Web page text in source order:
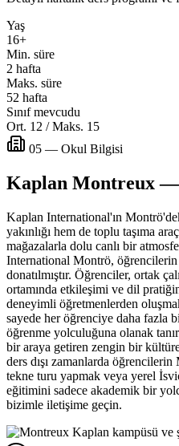
Yaş
16+
Min. süre
2 hafta
Maks. süre
52 hafta
Sınıf mevcudu
Ort. 12 / Maks. 15
05 — Okul Bilgisi
Kaplan Montreux —
Kaplan International'ın
yakınlığı hem de toplu taşıma
mağazalarla dolu canlı bir
International Montrö,
donatılmıştır. Öğrenciler, ortak
ortamında etkileşimi ve dil
deneyimli öğretmenlerden
sayede her öğrenciye daha fazla
öğrenme yolculuğuna olanak
bir araya getiren zengin bir
ders dışı zamanlarda
tekne turu yapmak veya yerel
eğitimini sadece akademik bir
bizimle iletişime geçin.